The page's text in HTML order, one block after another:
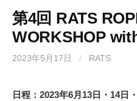
第4回 RATS
WORKSHOP
2023年5月17日 / RATS
日程：2023年6月13日・14日